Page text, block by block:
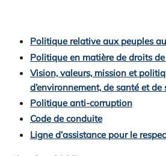
Politique relative aux peuples
Politique en matière de droits
Vision, valeurs, mission et
d’environnement, de santé et de
Politique anti-corruption
Code de conduite
Ligne d’assistance pour le